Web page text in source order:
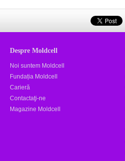
Despre Moldcell
Noi suntem Moldcell
Fundația Moldcell
Carieră
Contactaţi-ne
Magazine Moldcell